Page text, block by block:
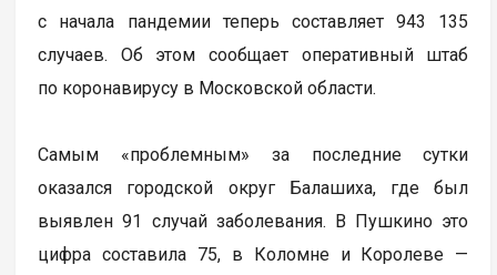
с начала пандемии теперь составляет 943 135
случаев. Об этом сообщает оперативный штаб
по коронавирусу в Московской области.
Самым «проблемным» за последние сутки
оказался городской округ Балашиха, где был
выявлен 91 случай заболевания. В Пушкино это
цифра составила 75, в Коломне и Королеве —